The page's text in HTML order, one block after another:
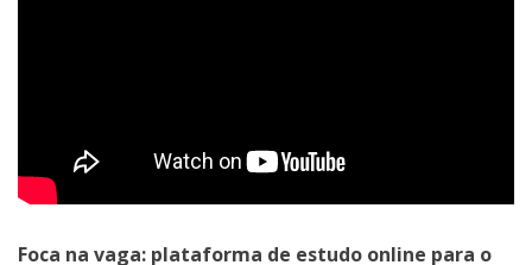
Foca na vaga: plataforma de estudo online para o